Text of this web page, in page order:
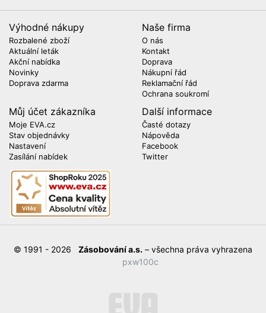
Výhodné nákupy
Rozbalené zboží
Aktuální leták
Akční nabídka
Novinky
Doprava zdarma
Naše firma
O nás
Kontakt
Doprava
Nákupní řád
Reklamační řád
Ochrana soukromí
Můj účet zákazníka
Moje EVA.cz
Stav objednávky
Nastavení
Zasílání nabídek
Další informace
Časté dotazy
Nápověda
Facebook
Twitter
© 1991 - 2026 Zásobování a.s. – všechna práva vyhrazena
pxw100c